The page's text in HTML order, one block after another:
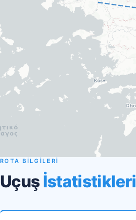
ROTA BİLGİLERİ
Uçuşİstatistikleri